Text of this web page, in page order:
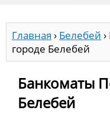
Главная › Белебей ›
городе Белебей
Банкоматы
Белебей